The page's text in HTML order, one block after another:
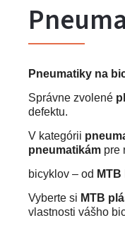
Pneumatiky na
Správne zvolené
defektu.
V kategórii
pneumatikám pre
bicyklov – od
Vyberte si MTB
vlastnosti vášho